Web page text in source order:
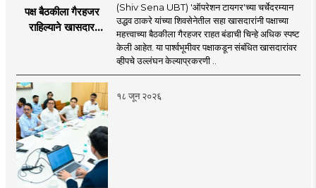
पक्ष बैठकीला गैरहजर
राहिल्याने खासदार
काय सांगतो?
(Shiv Sena UBT) 'ऑपरेशन टायगर'च्या चर्चेदरम्यान
उद्धव ठाकरे यांच्या शिवसेनेतील सहा खासदारांनी पक्षाच्या
महत्त्वाच्या बैठकीला गैरहजर राहत बंडाची चिन्हे अधिक स्पष्ट
केली आहेत. या पार्श्वभूमीवर पक्षाकडून संबंधित खासदारांवर
व्हीपचे उल्लंघन केल्याप्रकरणी ..
१८ जून २०२६